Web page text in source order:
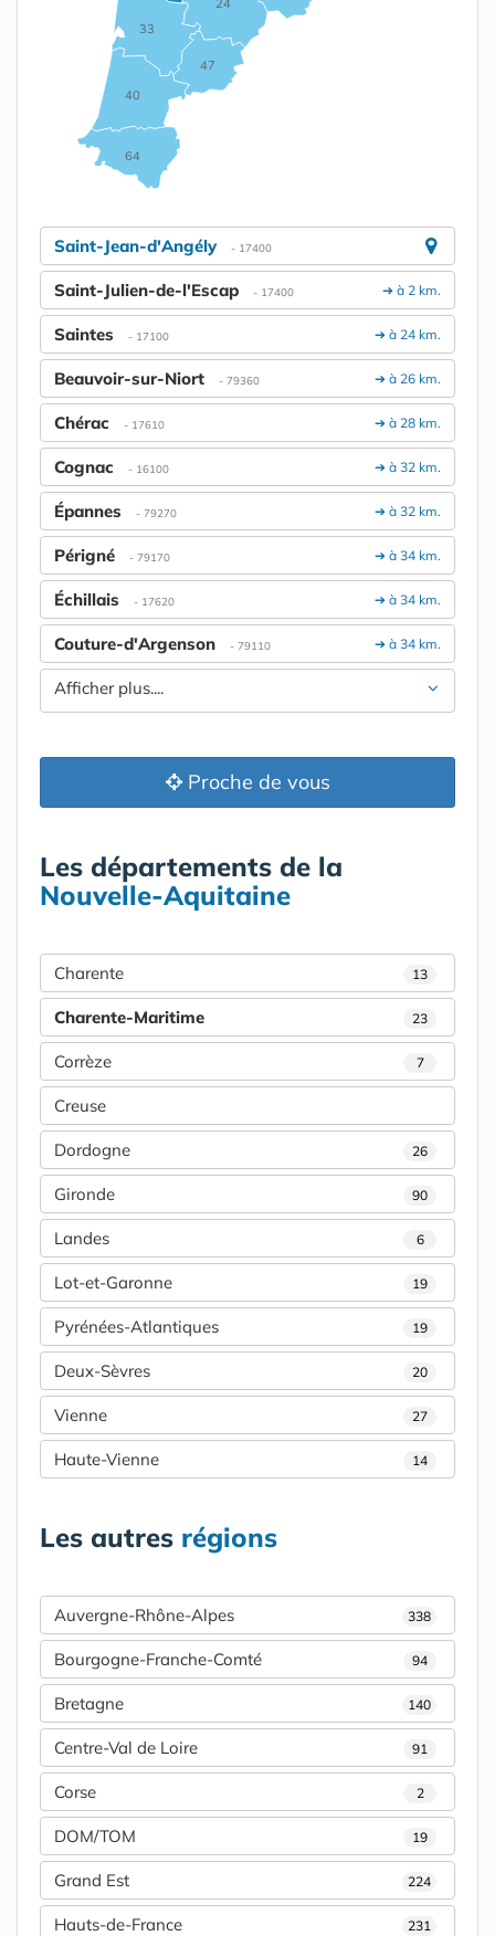
33
40
47
64
Saint-Jean-d'Angély - 17400
➔ à 2 km.
Saint-Julien-de-l'Escap - 17400
➔ à 24 km.
Saintes - 17100
➔ à 26 km.
Beauvoir-sur-Niort - 79360
➔ à 28 km.
Chérac - 17610
➔ à 32 km.
Cognac - 16100
➔ à 32 km.
Épannes - 79270
➔ à 34 km.
Périgné - 79170
➔ à 34 km.
Échillais - 17620
➔ à 34 km.
Couture-d'Argenson - 79110
Afficher plus....
Proche de vous
Les départements de la
Nouvelle-Aquitaine
Charente 13
Charente-Maritime 23
Corrèze 7
Creuse
Dordogne 26
Gironde 90
Landes 6
Lot-et-Garonne 19
Pyrénées-Atlantiques 19
Deux-Sèvres 20
Vienne 27
Haute-Vienne 14
Les autres régions
Auvergne-Rhône-Alpes 338
Bourgogne-Franche-Comté 94
Bretagne 140
Centre-Val de Loire 91
Corse 2
DOM/TOM 19
Grand Est 224
Hauts-de-France 231